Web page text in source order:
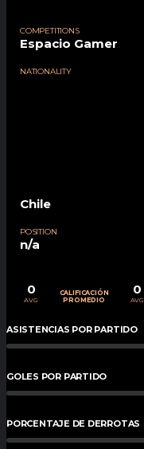
COMPETITIONS
Espacio Gamer
NATIONALITY
Chile
POSITION
n/a
0
AVG
CALIFICACIÓN
PROMEDIO
0
AVG
ASISTENCIAS POR PARTIDO
GOLES POR PARTIDO
PORCENTAJE DE DERROTAS